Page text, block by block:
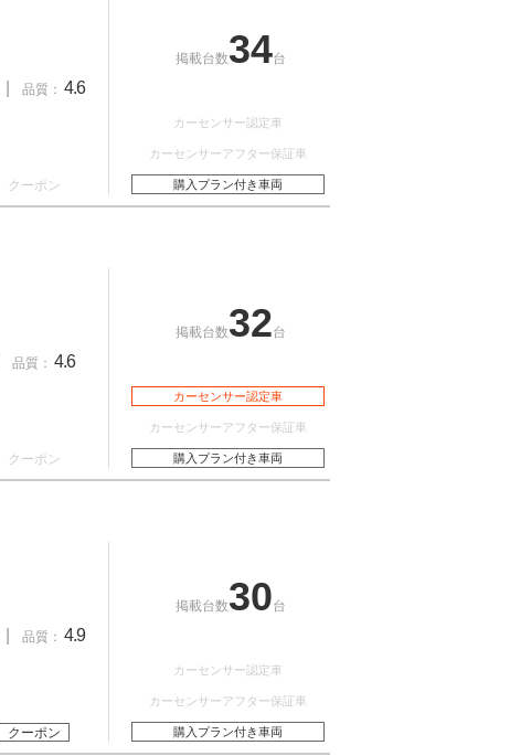
品質： 4.6
クーポン
掲載台数34台
カーセンサー認定車
カーセンサーアフター保証車
購入プラン付き車両
品質： 4.6
クーポン
掲載台数32台
カーセンサー認定車
カーセンサーアフター保証車
購入プラン付き車両
品質： 4.9
クーポン
掲載台数30台
カーセンサー認定車
カーセンサーアフター保証車
購入プラン付き車両